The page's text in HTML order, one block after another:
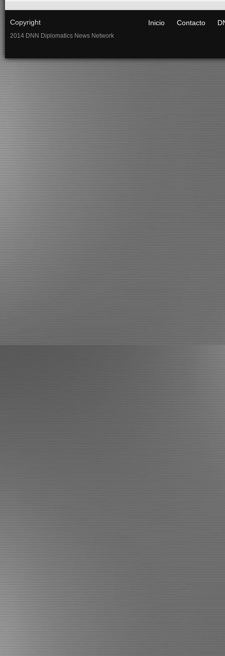
Copyright
2014 DNN Diplomatics News Network
Inicio Contacto